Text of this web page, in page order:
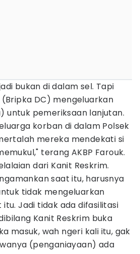
bukan di dalam sel. Tapi
DC) mengeluarkan
untuk pemeriksaan lanjutan.
korban di dalam Polsek
mereka mendekati si
terang AKBP Farouk.
dari Kanit Reskrim.
saat itu, harusnya
tidak mengeluarkan
Jadi tidak ada difasilitasi
Kanit Reskrim buka
masuk, wah ngeri kali itu, gak
(penganiayaan) ada